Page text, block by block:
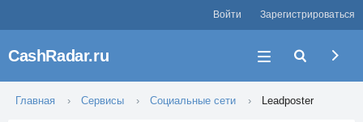
Войти Зарегистрироваться
CashRadar.ru
Главная Сервисы Социальные сети Leadposter